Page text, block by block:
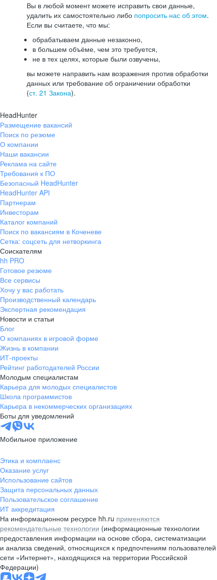
Вы в любой момент можете исправить свои данные,
удалить их самостоятельно либо попросить нас об этом.
Если вы считаете, что мы:
обрабатываем данные незаконно,
в большем объёме, чем это требуется,
не в тех целях, которые были озвучены,
вы можете направить нам возражения против обработки
данных или требование об ограничении обработки
(ст. 21 Закона).
HeadHunter
Размещение вакансий
Поиск по резюме
О компании
Наши вакансии
Реклама на сайте
Требования к ПО
Безопасный HeadHunter
HeadHunter API
Партнерам
Инвесторам
Каталог компаний
Поиск по вакансиям в Коченеве
Сетка: соцсеть для нетворкинга
Соискателям
hh PRO
Готовое резюме
Все сервисы
Хочу у вас работать
Производственный календарь
Экспертная рекомендация
Новости и статьи
Блог
О компаниях в игровой форме
Жизнь в компании
ИТ-проекты
Рейтинг работодателей России
Молодым специалистам
Карьера для молодых специалистов
Школа программистов
Карьера в некоммерческих организациях
Боты для уведомлений
Мобильное приложение
Этика и комплаенс
Оказание услуг
Использование сайтов
Защита персональных данных
Пользовательское соглашение
ИТ аккредитация
На информационном ресурсе hh.ru применяются
рекомендательные технологии (информационные технологии
предоставления информации на основе сбора, систематизации
и анализа сведений, относящихся к предпочтениям пользователей
сети «Интернет», находящихся на территории Российской
Федерации)